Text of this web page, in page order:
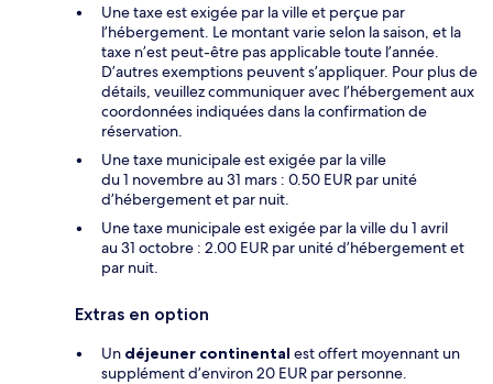
Une taxe est exigée par la ville et perçue par
l’hébergement. Le montant varie selon la saison, et la
taxe n’est peut-être pas applicable toute l’année.
D’autres exemptions peuvent s’appliquer. Pour plus de
détails, veuillez communiquer avec l’hébergement aux
coordonnées indiquées dans la confirmation de
réservation.
Une taxe municipale est exigée par la ville
du 1 novembre au 31 mars : 0.50 EUR par unité
d’hébergement et par nuit.
Une taxe municipale est exigée par la ville du 1 avril
au 31 octobre : 2.00 EUR par unité d’hébergement et
par nuit.
Extras en option
Un déjeuner continental est offert moyennant un
supplément d’environ 20 EUR par personne.